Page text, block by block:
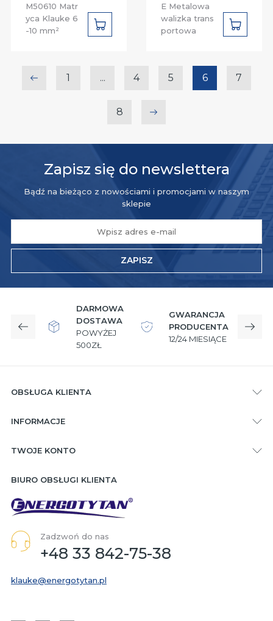
M50610 Matr
yca Klauke 6
-10 mm²
DO
E Metalowa
walizka trans
portowa
DO
1 ... 4 5 6 7
8
Zapisz się do newslettera
Bądź na bieżąco z nowościami i promocjami w naszym
sklepie
ZAPISZ
DARMOWA
DOSTAWA
POWYŻEJ
500ZŁ
GWARANCJA
PRODUCENTA
12/24 MIESIĄCE
Poprzedni
OBSŁUGA KLIENTA
INFORMACJE
TWOJE KONTO
BIURO OBSŁUGI KLIENTA
Zadzwoń do nas
+48 33 842-75-38
klauke@energotytan.pl